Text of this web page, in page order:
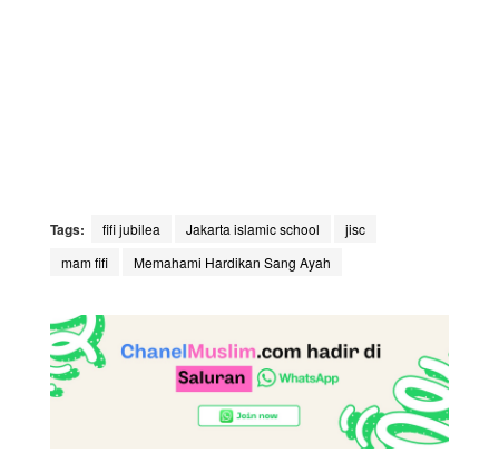
Tags: fifi jubilea Jakarta islamic school
jisc
mam fifi
Memahami Hardikan Sang Ayah